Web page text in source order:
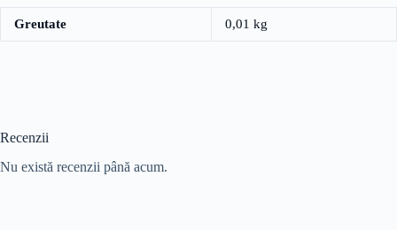
Greutate 0,01 kg
Recenzii
Nu există recenzii până acum.